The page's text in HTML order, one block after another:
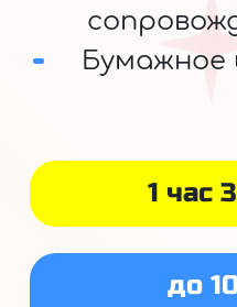
1 час
до
Бумажное